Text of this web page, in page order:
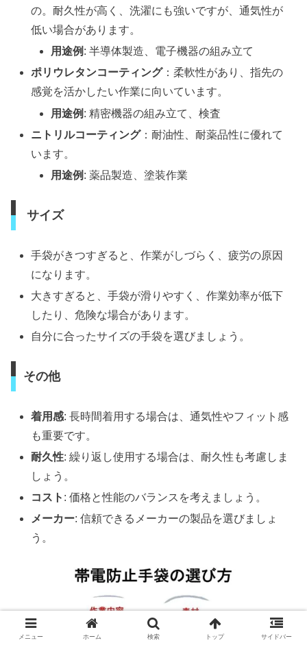
の。耐久性が高く、洗濯にも強いですが、通気性が
低い場合があります。
用途例 : 半導体製造、電子機器の組み立て
ポリウレタンコーティング：柔軟性があり、指先の
感覚を活かしたい作業に向いています。
用途例 : 精密機器の組み立て、検査
ニトリルコーティング：耐油性、耐薬品性に優れて
います。
用途例 : 薬品製造、塗装作業
サイズ
手袋がきつすぎると、作業がしづらく、疲労の原因
になります。
大きすぎると、手袋が滑りやすく、作業効率が低下
したり、危険な場合があります。
自分に合ったサイズの手袋を選びましょう。
その他
着用感: 長時間着用する場合は、通気性やフィット感
も重要です。
耐久性: 繰り返し使用する場合は、耐久性も考慮しま
しょう。
コスト : 価格と性能のバランスを考えましょう。
メーカー: 信頼できるメーカーの製品を選びましょ
う。
メニュー ホーム 検索 トップ サイドバー